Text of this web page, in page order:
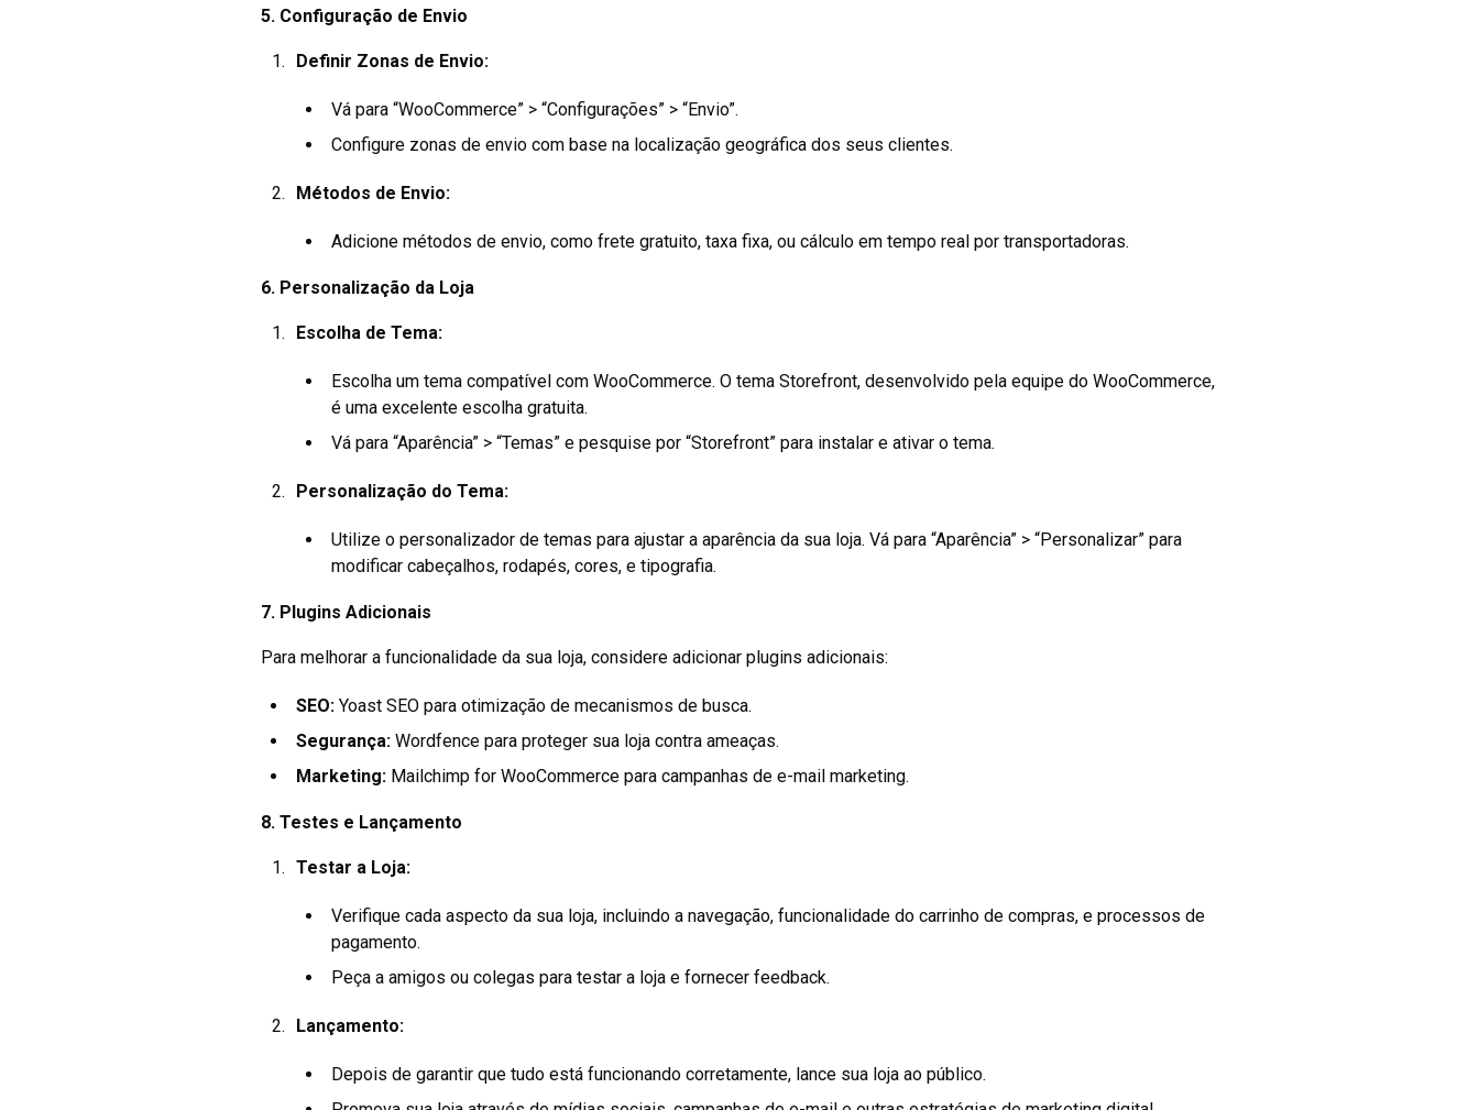
5. Configuração de Envio
Definir Zonas de Envio:
Vá para “WooCommerce” > “Configurações” > “Envio”.
Configure zonas de envio com base na localização geográfica dos seus clientes.
Métodos de Envio:
Adicione métodos de envio, como frete gratuito, taxa fixa, ou cálculo em tempo real por transportadoras.
6. Personalização da Loja
Escolha de Tema:
Escolha um tema compatível com WooCommerce. O tema Storefront, desenvolvido pela equipe do WooCommerce,
é uma excelente escolha gratuita.
Vá para “Aparência” > “Temas” e pesquise por “Storefront” para instalar e ativar o tema.
Personalização do Tema:
Utilize o personalizador de temas para ajustar a aparência da sua loja. Vá para “Aparência” > “Personalizar” para
modificar cabeçalhos, rodapés, cores, e tipografia.
7. Plugins Adicionais
Para melhorar a funcionalidade da sua loja, considere adicionar plugins adicionais:
SEO: Yoast SEO para otimização de mecanismos de busca.
Segurança: Wordfence para proteger sua loja contra ameaças.
Marketing: Mailchimp for WooCommerce para campanhas de e-mail marketing.
8. Testes e Lançamento
Testar a Loja:
Verifique cada aspecto da sua loja, incluindo a navegação, funcionalidade do carrinho de compras, e processos de
pagamento.
Peça a amigos ou colegas para testar a loja e fornecer feedback.
Lançamento:
Depois de garantir que tudo está funcionando corretamente, lance sua loja ao público.